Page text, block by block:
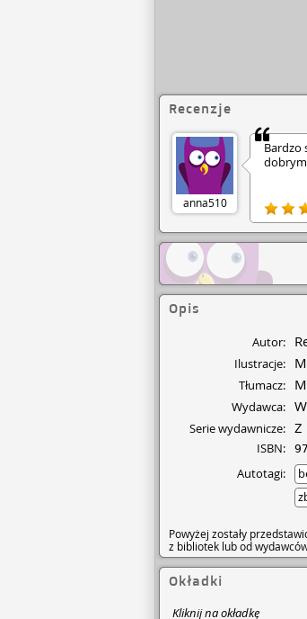
Recenzje
anna510
Bardzo
Opis
Autor:
Ilustracje:
Tłumacz:
Wydawca:
Serie wydawnicze: Z
ISBN:
Autotagi:
Powyżej zostały
z bibliotek lub od
Okładki
Kliknij na okładkę